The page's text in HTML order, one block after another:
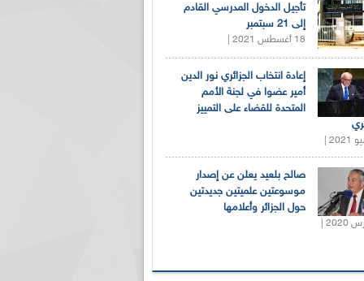
تأجيل الدخول المدرسي القادم
إلى 21 سبتمبر
18 أغسطس 2021 |
إعادة انتخاب الجزائري نور الدين
أمير عضوا في لجنة الأمم
المتحدة للقضاء على التمييز
صالح بلعيد يعلن عن إصدار
موسوعتين علميتين جديدتين
حول الجزائر وأعلامها